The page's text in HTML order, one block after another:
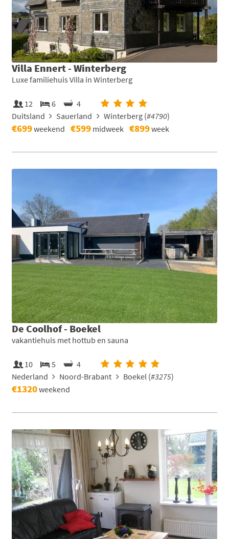
Villa Ennert - Winterberg
Luxe familiehuis Villa in Winterberg
12 6
4
Duitsland
Sauerland Winterberg (#4790)
€699weekend €599 midweek €899week
De Coolhof - Boekel
vakantiehuis met hottub en sauna
10 5
4
Nederland
Noord-Brabant Boekel (#3275)
€1320weekend